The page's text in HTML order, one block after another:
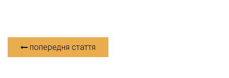
попередня стаття